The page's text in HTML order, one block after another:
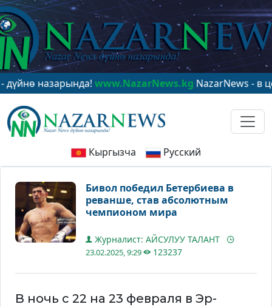
назарында!www.NazarNews.kgNazarNews - в
Кыргызча Русский
Бивол победил Бетербиева в
реванше, став абсолютным
чемпионом мира
Журналист: АЙСУЛУУ ТАЛАНТ
23.02.2025, 9:29 123237
В ночь с 22 на 23 февраля в Эр-